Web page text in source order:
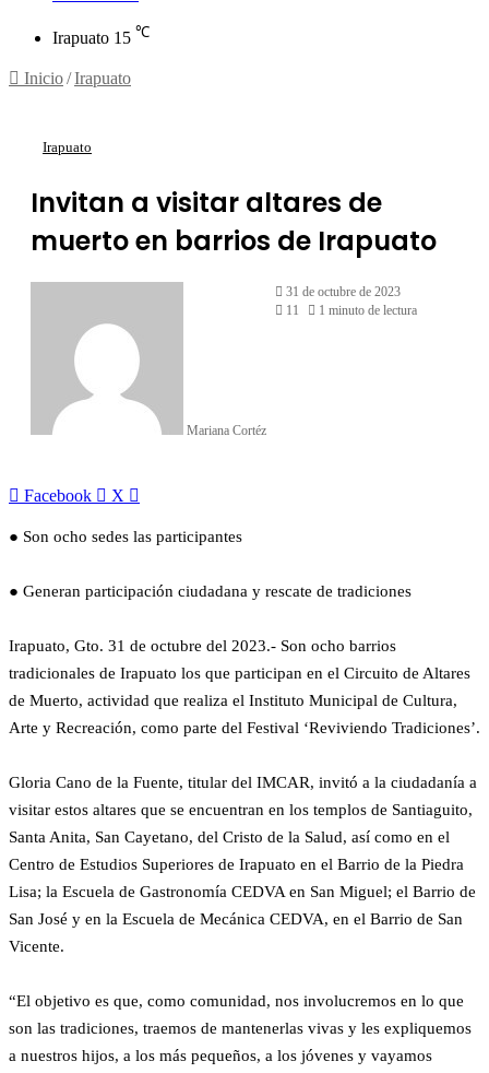
Irapuato 15 ℃
Inicio/Irapuato
Irapuato
Invitan a visitar altares de
muerto en barrios de Irapuato
Mariana Cortéz
31 de octubre de 2023
11
1 minuto de lectura
Facebook X
● Son ocho sedes las participantes
● Generan participación ciudadana y rescate de tradiciones
Irapuato, Gto. 31 de octubre del 2023.- Son ocho barrios
tradicionales de Irapuato los que participan en el Circuito de Altares
de Muerto, actividad que realiza el Instituto Municipal de Cultura,
Arte y Recreación, como parte del Festival ‘Reviviendo Tradiciones’.
Gloria Cano de la Fuente, titular del IMCAR, invitó a la ciudadanía a
visitar estos altares que se encuentran en los templos de Santiaguito,
Santa Anita, San Cayetano, del Cristo de la Salud, así como en el
Centro de Estudios Superiores de Irapuato en el Barrio de la Piedra
Lisa; la Escuela de Gastronomía CEDVA en San Miguel; el Barrio de
San José y en la Escuela de Mecánica CEDVA, en el Barrio de San
Vicente.
“El objetivo es que, como comunidad, nos involucremos en lo que
son las tradiciones, traemos de mantenerlas vivas y les expliquemos
a nuestros hijos, a los más pequeños, a los jóvenes y vayamos